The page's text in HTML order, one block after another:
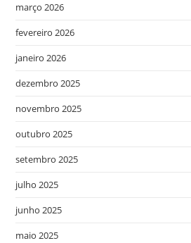
março 2026
fevereiro 2026
janeiro 2026
dezembro 2025
novembro 2025
outubro 2025
setembro 2025
julho 2025
junho 2025
maio 2025